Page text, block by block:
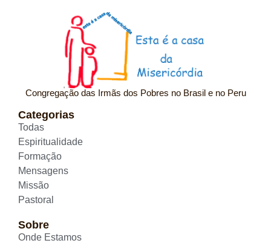
Congregação das Irmãs dos Pobres no Brasil e no Peru
Categorias
Todas
Espiritualidade
Formação
Mensagens
Missão
Pastoral
Sobre
Onde Estamos